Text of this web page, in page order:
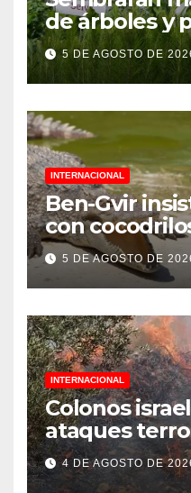
de árboles y
Jornada
5 DE AGOSTO DE
INTERNACIONAL
Ben-Gvir
con
palestinos
5 DE AGOSTO DE
INTERNACIONAL
Colonos
ataques
familias
Cisjordania
4 DE AGOSTO DE